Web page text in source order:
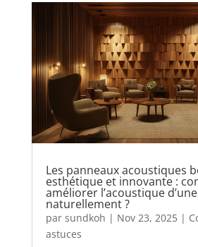
Les panneaux acoustiques
esthétique et innovante :
améliorer l’acoustique
naturellement ?
par sundkoh | Nov 23, 2025|
astuces